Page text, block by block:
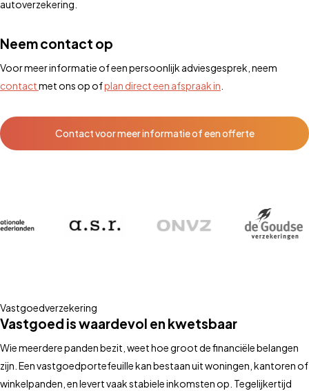
autoverzekering.
Neem contact op
Voor meer informatie of een persoonlijk adviesgesprek, neem
contactmet ons op ofplan direct een afspraak in
Contact voor meer informatie of een offerte
Vastgoedverzekering
Vastgoed is waardevol en kwetsbaar
Wie meerdere panden bezit, weet hoe groot de financiële belangen
zijn. Een vastgoedportefeuille kan bestaan uit woningen, kantoren of
winkelpanden, en levert vaak stabiele inkomsten op. Tegelijkertijd